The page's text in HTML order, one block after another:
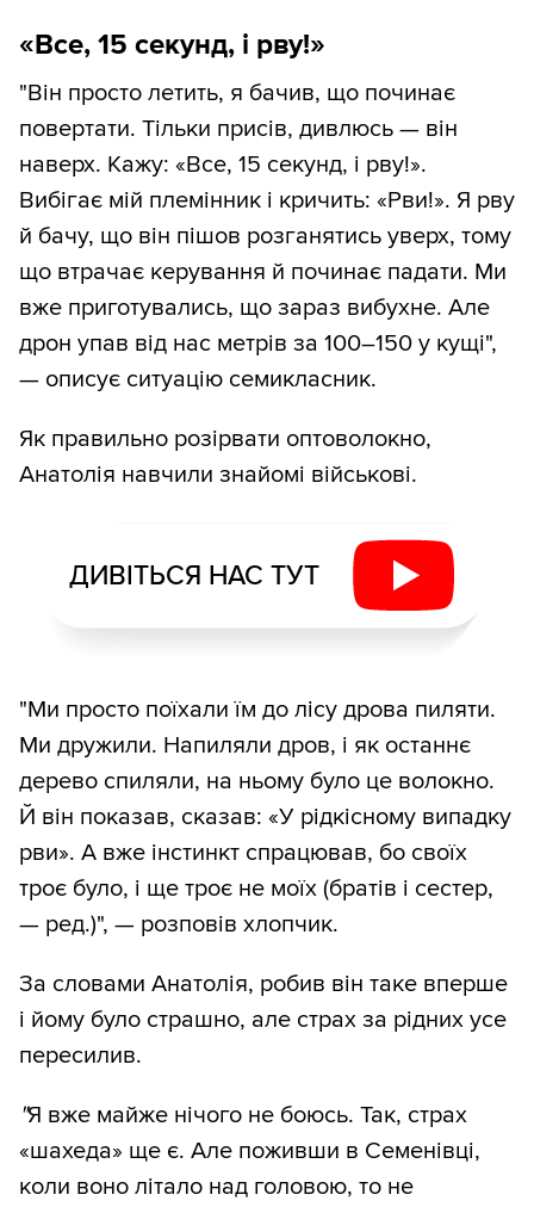
«Все, 15 секунд, і рву!»
"Він просто летить, я бачив, що починає
повертати. Тільки присів, дивлюсь — він
наверх. Кажу: «Все, 15 секунд, і рву!».
Вибігає мій племінник і кричить: «Рви!». Я рву
й бачу, що він пішов розганятись уверх, тому
що втрачає керування й починає падати. Ми
вже приготувались, що зараз вибухне. Але
дрон упав від нас метрів за 100–150 у кущі",
— описує ситуацію семикласник.
Як правильно розірвати оптоволокно,
Анатолія навчили знайомі військові.
ДИВІТЬСЯ НАС ТУТ
"Ми просто поїхали їм до лісу дрова пиляти.
Ми дружили. Напиляли дров, і як останнє
дерево спиляли, на ньому було це волокно.
Й він показав, сказав: «У рідкісному випадку
рви». А вже інстинкт спрацював, бо своїх
троє було, і ще троє не моїх (братів і сестер,
— ред.)", — розповів хлопчик.
За словами Анатолія, робив він таке вперше
і йому було страшно, але страх за рідних усе
пересилив.
"Я вже майже нічого не боюсь. Так, страх
«шахеда» ще є. Але поживши в Семенівці,
коли воно літало над головою, то не